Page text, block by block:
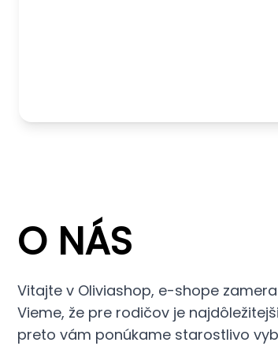
O NÁS
Vitajte v Oliviashop, e-shope
Vieme, že pre rodičov je
preto vám ponúkame starostlivo